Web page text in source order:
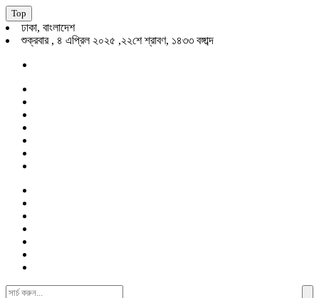
Top
ঢাকা, বাংলাদেশ
শুক্রবার , ৪ এপ্রিল ২০২৫ ,২২শে শ্রাবণ, ১৪৩৩ বঙ্গাব্দ
Search